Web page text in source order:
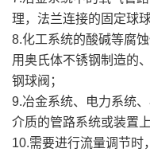
理，法兰连接的固定球球
8.化工系统的酸碱等腐
用奥氏体不锈钢制造的
钢球阀；
9.冶金系统、电力系统
介质的管路系统或装置
10.需要进行流量调节时